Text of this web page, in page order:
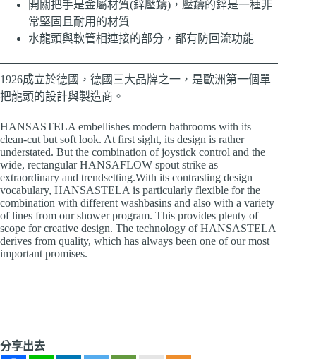
開關把手是金屬材質(鋅壓鑄)，壓鑄的鋅是一種非
常堅固且耐用的材質
水龍頭與軟管相連接的部分，都有防回流功能
1926成立於德國，德國三大品牌之一，是歐洲第一個單
把龍頭的設計與製造商。
HANSASTELA embellishes modern bathrooms with its
clean-cut but soft look. At first sight, its design is rather
understated. But the combination of joystick control and the
wide, rectangular HANSAFLOW spout strike as
extraordinary and trendsetting.With its contrasting design
vocabulary, HANSASTELA is particularly flexible for the
combination with different washbasins and also with a variety
of lines from our shower program. This provides plenty of
scope for creative design. The technology of HANSASTELA
derives from quality, which has always been one of our most
important promises.
分享出去